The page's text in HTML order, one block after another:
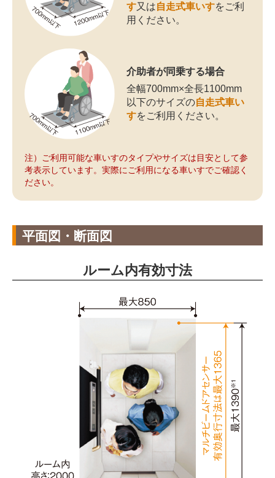
す又は自走式車いすをご利
用ください。
介助者が同乗する場合
全幅700mm×全長1100mm
以下のサイズの自走式車い
すをご利用ください。
注）ご利用可能な車いすのタイプやサイズは目安として参
考表示しています。実際にご利用になる車いすでご確認く
ださい。
平面図・断面図
ルーム内有効寸法